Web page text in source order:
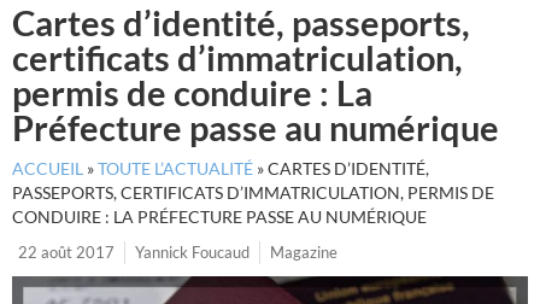
Cartes d’identité, passeports,
certificats d’immatriculation,
permis de conduire : La
Préfecture passe au numérique
ACCUEIL »TOUTE L’ACTUALITÉ »CARTES D’IDENTITÉ,
PASSEPORTS, CERTIFICATS D’IMMATRICULATION, PERMIS DE
CONDUIRE : LA PRÉFECTURE PASSE AU NUMÉRIQUE
22 août 2017
Yannick Foucaud Magazine